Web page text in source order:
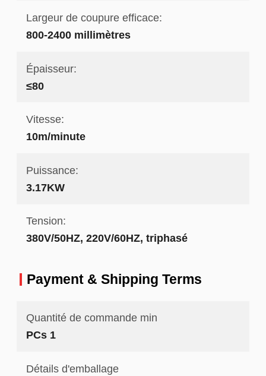
Largeur de coupure efficace:
800-2400 millimètres
Épaisseur:
≤80
Vitesse:
10m/minute
Puissance:
3.17KW
Tension:
380V/50HZ, 220V/60HZ, triphasé
Payment & Shipping Terms
Quantité de commande min
PCs 1
Détails d'emballage